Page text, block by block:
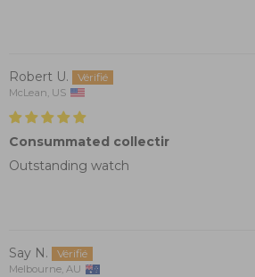
Robert U.
McLean, US
Consummated collectir
Outstanding watch
Say N.
Melbourne, AU